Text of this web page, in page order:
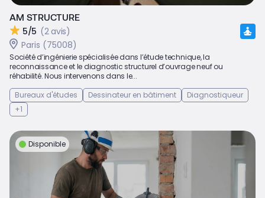
AM STRUCTURE
5/5 (2 avis)
Paris (75008)
Société d’ingénierie spécialisée dans l’étude technique, la
reconnaissance et le diagnostic structurel d’ouvrage neuf ou
réhabilité. Nous intervenons dans le...
Bureaux d'études
Dessinateur en bâtiment
Diagnostiqueur
+1
Disponible